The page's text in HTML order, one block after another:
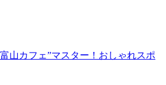
山カフェ”マスター！おしゃれスポ